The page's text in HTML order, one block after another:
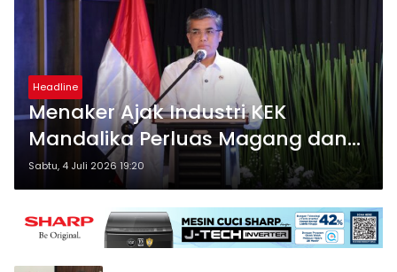
Headline
Menaker Ajak Industri KEK
Mandalika Perluas Magang dan
Pelatihan Vokasi
Sabtu, 4 Juli 2026 19:20